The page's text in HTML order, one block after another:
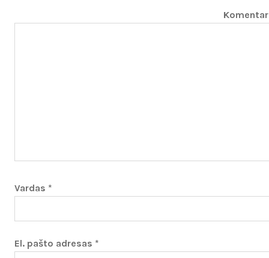
Vardas *
El. pašto adresas *